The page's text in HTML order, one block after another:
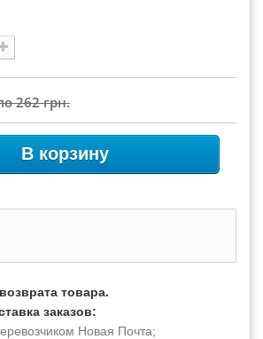
262 грн.
В корзину
товара.
заказов:
Новая Почта;